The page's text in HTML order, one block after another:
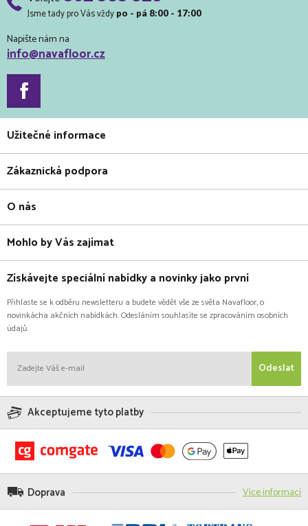
Jsme tady pro Vás vždy po - pá 8:00 - 17:00
Napište nám na
info@navafloor.cz
Užitečné informace
Zákaznická podpora
O nás
Mohlo by Vás zajímat
Získávejte speciální nabídky a novinky jako první
Přihlaste se k odběru newsletteru a budete vědět vše ze světa Navafloor, o
novinkácha akčních nabídkách. Odesláním souhlasíte se zpracováním osobních
údajů.
Odeslat
Akceptujeme tyto platby
Doprava Více informací